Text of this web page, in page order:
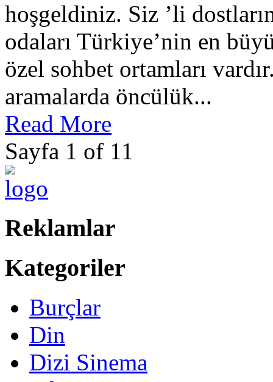
hoşgeldiniz. Siz ’li
odaları Türkiye’nin en
özel sohbet ortamları
aramalarda öncülük...
Read More
Sayfa 1 of 11
Reklamlar
Kategoriler
Burçlar
Din
Dizi Sinema